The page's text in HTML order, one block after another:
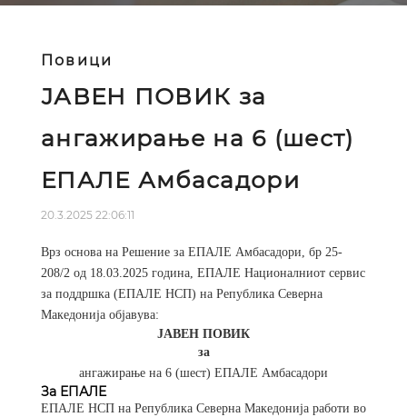
Повици
ЈАВЕН ПОВИК за
ангажирање на 6 (шест)
ЕПАЛЕ Амбасадори
20.3.2025 22:06:11
Врз основа на Решение за ЕПАЛЕ Амбасадори, бр 25-
208/2 од 18.03.2025 година, ЕПАЛЕ Националниот сервис
за поддршка (ЕПАЛЕ НСП) на Република Северна
Македонија објавува:
ЈАВЕН ПОВИК
за
ангажирање на 6 (шест) ЕПАЛЕ Амбасадори
За ЕПАЛЕ
ЕПАЛЕ НСП на Република Северна Македонија работи во